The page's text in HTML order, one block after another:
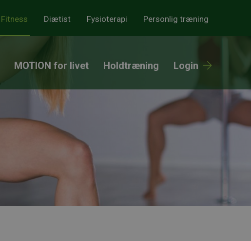
Fitness Diætist Fysioterapi Personlig træning
MOTION for livet Holdtræning Login